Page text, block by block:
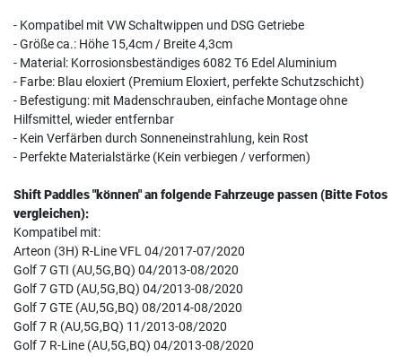
- Kompatibel mit VW Schaltwippen und DSG Getriebe
- Größe ca.: Höhe 15,4cm / Breite 4,3cm
- Material: Korrosionsbeständiges 6082 T6 Edel Aluminium
- Farbe: Blau eloxiert (Premium Eloxiert, perfekte Schutzschicht)
- Befestigung: mit Madenschrauben, einfache Montage ohne
Hilfsmittel, wieder entfernbar
- Kein Verfärben durch Sonneneinstrahlung, kein Rost
- Perfekte Materialstärke (Kein verbiegen / verformen)
Shift Paddles "können" an folgende Fahrzeuge passen (Bitte Fotos
vergleichen):
Kompatibel mit:
Arteon (3H) R-Line VFL 04/2017-07/2020
Golf 7 GTI (AU,5G,BQ) 04/2013-08/2020
Golf 7 GTD (AU,5G,BQ) 04/2013-08/2020
Golf 7 GTE (AU,5G,BQ) 08/2014-08/2020
Golf 7 R (AU,5G,BQ) 11/2013-08/2020
Golf 7 R-Line (AU,5G,BQ) 04/2013-08/2020